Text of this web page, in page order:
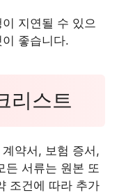
지연될 수 있으
좋습니다.
리스트
약서, 보험 증서,
든 서류는 원본 또
조건에 따라 추가